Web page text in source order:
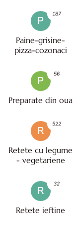
P
Paine-grisine-
pizza-cozonaci
187
P
Preparate din oua
56
R
Retete cu legume
- vegetariene
522
R
Retete ieftine
32